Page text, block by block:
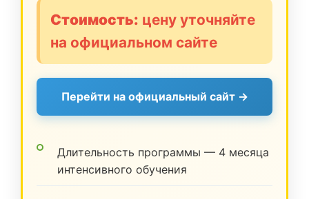
Стоимость: цену уточняйте
на официальном сайте
Перейти на официальный сайт →
Длительность программы — 4 месяца
интенсивного обучения